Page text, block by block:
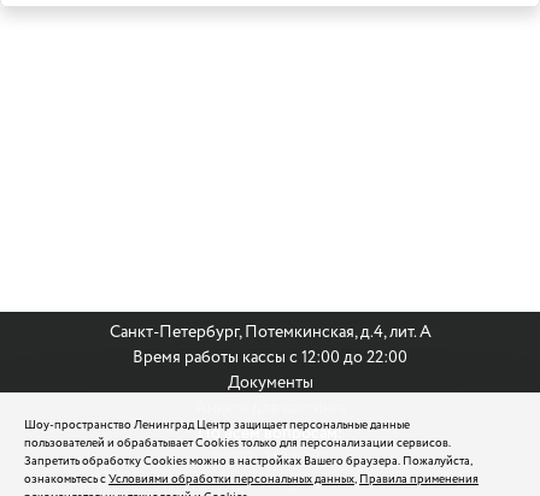
Шоу-пространство Ленинград Центр защищает персональные данные
пользователей и обрабатывает Cookies только для персонализации сервисов.
Запретить обработку Cookies можно в настройках Вашего браузера. Пожалуйста,
ознакомьтесь сУсловиями обработки персональных данных,Правила применения
Санкт-Петербург, Потемкинская, д.4, лит. А
Время работы кассы с 12:00 до 22:00
Документы
По всем вопросам:
8 (812) 242 9999
reservation@leningradcenter.ru